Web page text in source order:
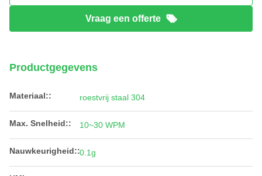
Vraag een offerte
Productgegevens
Materiaal:: roestvrij staal 304
Max. Snelheid:: 10~30 WPM
Nauwkeurigheid::0.1g